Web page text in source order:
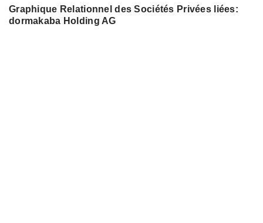
STADLER RAIL AG
Sabrina Soussan
BURCKHARDT
Graphique Relationnel des Sociétés Privées liées:
dormakaba Holding AG